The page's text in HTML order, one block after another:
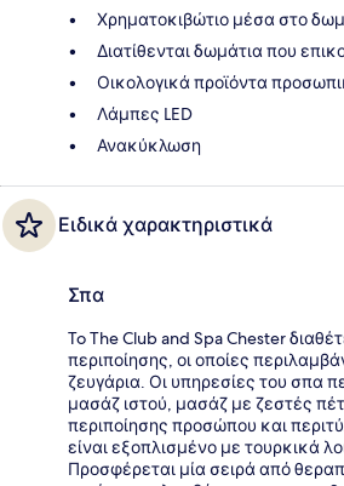
Χρηματοκιβώτιο μέσα στο
Διατίθενται δωμάτια που
Οικολογικά προϊόντα
Λάμπες LED
Ανακύκλωση
Ειδικά χαρακτηριστικά
Σπα
To The Club and Spa Chester
περιποίησης, οι οποίες
ζευγάρια. Οι υπηρεσίες του σπα
μασάζ ιστού, μασάζ με ζεστές
περιποίησης προσώπου και
είναι εξοπλισμένο με τουρκικά
Προσφέρεται μία σειρά από